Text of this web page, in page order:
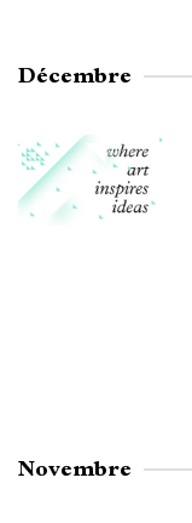
Décembre
Novembre